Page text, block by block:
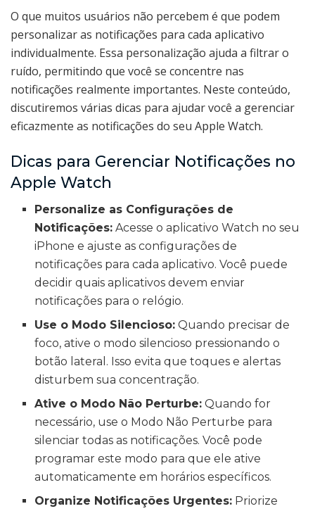
O que muitos usuários não percebem é que podem
personalizar as notificações para cada aplicativo
individualmente. Essa personalização ajuda a filtrar o
ruído, permitindo que você se concentre nas
notificações realmente importantes. Neste conteúdo,
discutiremos várias dicas para ajudar você a gerenciar
eficazmente as notificações do seu Apple Watch.
Dicas para Gerenciar Notificações no
Apple Watch
Personalize as Configurações de
Notificações: Acesse o aplicativo Watch no seu
iPhone e ajuste as configurações de
notificações para cada aplicativo. Você puede
decidir quais aplicativos devem enviar
notificações para o relógio.
Use o Modo Silencioso: Quando precisar de
foco, ative o modo silencioso pressionando o
botão lateral. Isso evita que toques e alertas
disturbem sua concentração.
Ative o Modo Não Perturbe: Quando for
necessário, use o Modo Não Perturbe para
silenciar todas as notificações. Você pode
programar este modo para que ele ative
automaticamente em horários específicos.
Organize Notificações Urgentes: Priorize